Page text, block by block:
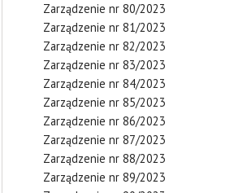
Zarządzenie nr 80/2023
Zarządzenie nr 81/2023
Zarządzenie nr 82/2023
Zarządzenie nr 83/2023
Zarządzenie nr 84/2023
Zarządzenie nr 85/2023
Zarządzenie nr 86/2023
Zarządzenie nr 87/2023
Zarządzenie nr 88/2023
Zarządzenie nr 89/2023